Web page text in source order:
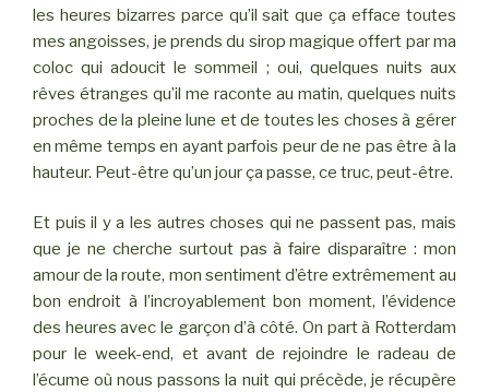
les heures bizarres parce qu’il sait que ça efface toutes
mes angoisses, je prends du sirop magique offert par ma
coloc qui adoucit le sommeil ; oui, quelques nuits aux
rêves étranges qu’il me raconte au matin, quelques nuits
proches de la pleine lune et de toutes les choses à gérer
en même temps en ayant parfois peur de ne pas être à la
hauteur. Peut-être qu’un jour ça passe, ce truc, peut-être.
Et puis il y a les autres choses qui ne passent pas, mais
que je ne cherche surtout pas à faire disparaître : mon
amour de la route, mon sentiment d’être extrêmement au
bon endroit à l’incroyablement bon moment, l’évidence
des heures avec le garçon d’à côté. On part à Rotterdam
pour le week-end, et avant de rejoindre le radeau de
l’écume où nous passons la nuit qui précède, je récupère